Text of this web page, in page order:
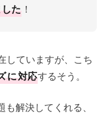
た ！
していますが、こち
に対応するそう。
解決してくれる、